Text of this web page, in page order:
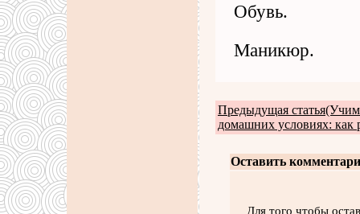
Обувь.
Маникюр.
Предыдущая
домашних условиях: как
Оставить
Для того чтобы